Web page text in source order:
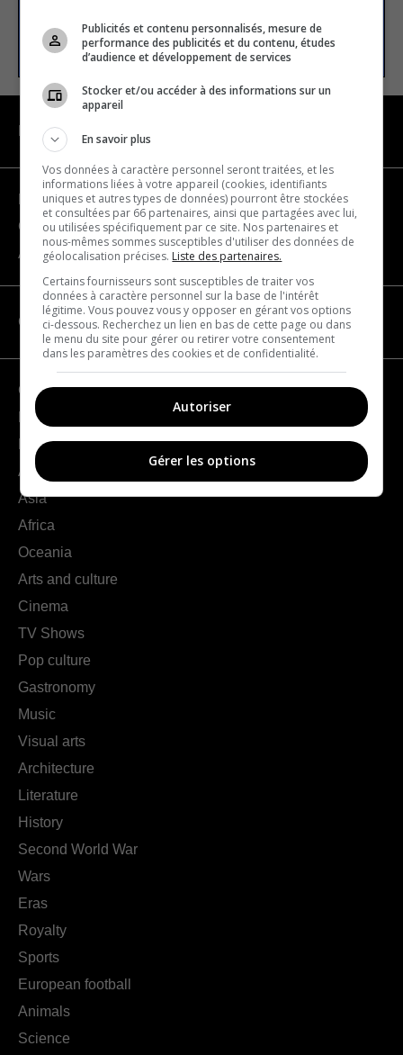
SUBSCRIBE
NAVIGATION
Become a partner
Contact us
About us
CATEGORIES
Geography
France
Europe
Americas
Asia
Africa
Oceania
Arts and culture
Cinema
TV Shows
Pop culture
Gastronomy
Music
Visual arts
Architecture
Literature
History
Second World War
Wars
Eras
Royalty
Sports
European football
Animals
Science
Publicités et contenu personnalisés, mesure de
performance des publicités et du contenu, études
d’audience et développement de services
Stocker et/ou accéder à des informations sur un
appareil
En savoir plus
Vos données à caractère personnel seront traitées, et les
informations liées à votre appareil (cookies, identifiants
uniques et autres types de données) pourront être stockées
et consultées par 66 partenaires, ainsi que partagées avec lui,
ou utilisées spécifiquement par ce site. Nos partenaires et
nous-mêmes sommes susceptibles d'utiliser des données de
géolocalisation précises. Liste des partenaires.
Certains fournisseurs sont susceptibles de traiter vos
données à caractère personnel sur la base de l'intérêt
légitime. Vous pouvez vous y opposer en gérant vos options
ci-dessous. Recherchez un lien en bas de cette page ou dans
le menu du site pour gérer ou retirer votre consentement
dans les paramètres des cookies et de confidentialité.
Autoriser
Gérer les options